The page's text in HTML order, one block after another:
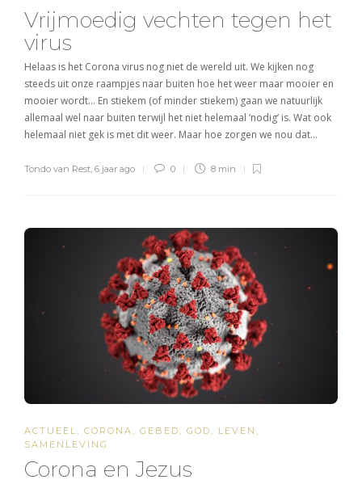
Vrijmoedig vechten tegen het
virus
Helaas is het Corona virus nog niet de wereld uit. We kijken nog
steeds uit onze raampjes naar buiten hoe het weer maar mooier en
mooier wordt… En stiekem (of minder stiekem) gaan we natuurlijk
allemaal wel naar buiten terwijl het niet helemaal ‘nodig’ is. Wat ook
helemaal niet gek is met dit weer. Maar hoe zorgen we nou dat…
Tondo van Rest, 6 jaar ago 0 8 min
ACTUEEL, CORONA, GEBED, GOD, LEVEN ,
SAMENLEVING
Corona en Jezus